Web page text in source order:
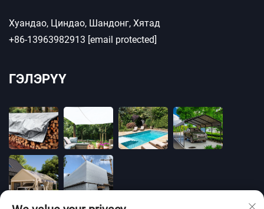
Хуандао, Циндао, Шандонг, Хятад
+86-13963982913 [email protected]
ГЭЛЭРҮҮ